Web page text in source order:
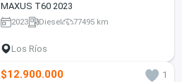
MAXUS T60 2023
2023 Diesel 77495 km
Los Ríos
$12.900.000 1